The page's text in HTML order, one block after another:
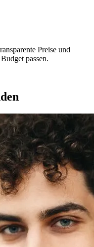
Preise und
passen.